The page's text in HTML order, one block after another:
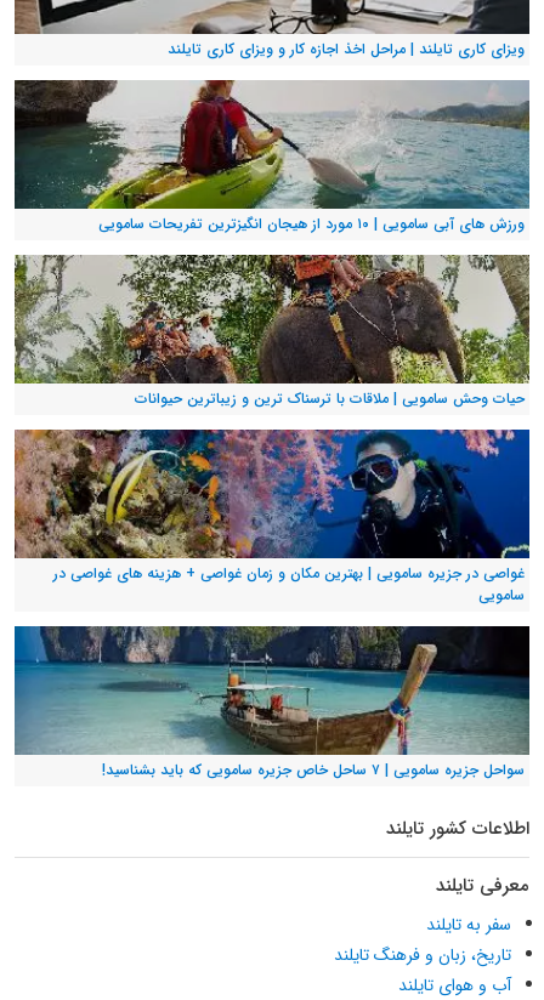
ویزای کاری تایلند | مراحل اخذ اجازه کار و ویزای کاری تایلند
ورزش های آبی سامویی | ۱۰ مورد از هیجان انگیزترین تفریحات سامویی
حیات وحش سامویی | ملاقات با ترسناک ترین و زیباترین حیوانات
غواصی در جزیره سامویی | بهترین مکان و زمان غواصی + هزینه های غواصی در
سامویی
سواحل جزیره سامویی | ۷ ساحل خاص جزیره سامویی که باید بشناسید!
اطلاعات کشور تایلند
معرفی تایلند
سفر به تایلند
تاریخ، زبان و فرهنگ تایلند
آب و هوای تایلند